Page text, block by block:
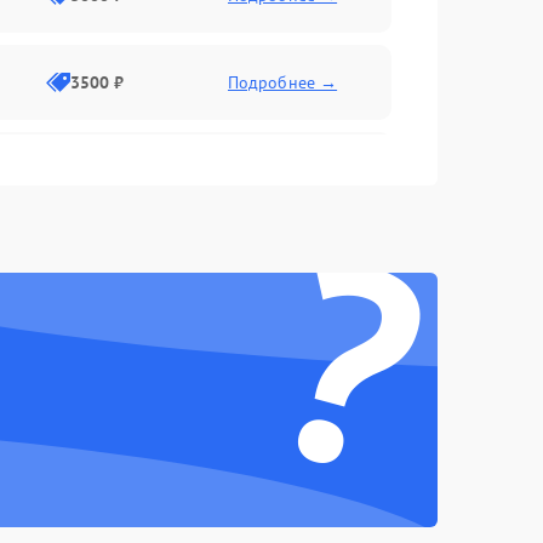
3500 ₽ Подробнее →
2000 ₽ Подробнее →
Подробнее →
Подробнее →
?